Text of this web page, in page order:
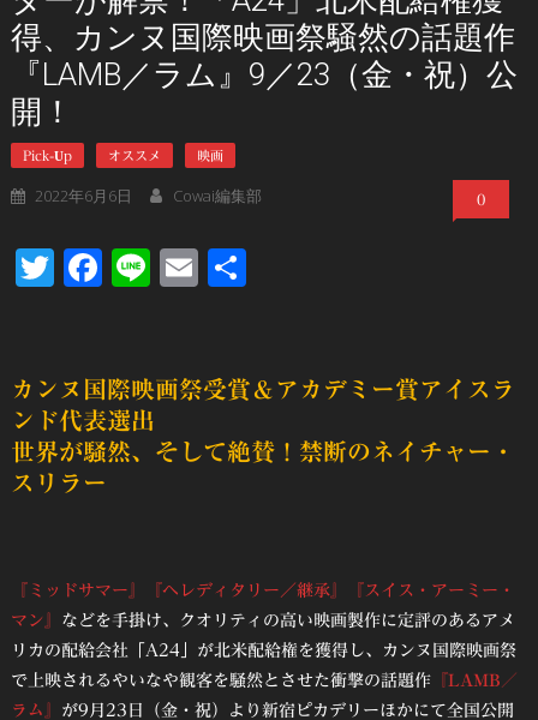
得、カンヌ国際映画祭騒然の話題作
『LAMB／ラム』9／23（金・祝）公
開！
Pick-Up オススメ 映画
2022年6月6日 Cowai編集部 0
Twitter
Facebook
LineEmail
カンヌ国際映画祭受賞＆アカデミー賞アイスラ
ンド代表選出
世界が騒然、そして絶賛！禁断のネイチャー・
スリラー
『ミッドサマー』 『ヘレディタリー／継承』
『スイス・アーミー・
マン』 などを手掛け、クオリティの高い映画製作に定評のあるアメ
リカの配給会社「A24」が北米配給権を獲得し、カンヌ国際映画祭
で上映されるやいなや観客を騒然とさせた衝撃の話題作『LAMB／
ラム』 が9月23日（金・祝）より新宿ピカデリーほかにて全国公開